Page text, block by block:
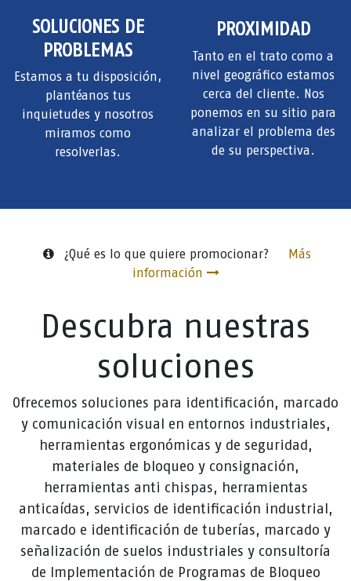
SOLUCIONES DE
PROBLEMAS
Estamos a tu disposición,
plantéanos tus
inquietudes y nosotros
miramos como
resolverlas.
PROXIMIDAD
Tanto en el trato como a
nivel geográfico estamos
cerca del cliente. Nos
ponemos en su sitio para
analizar el problema des
de su perspectiva.
¿Qué es lo que quiere promocionar?
Más
información
Descubra nuestras
soluciones
Ofrecemos soluciones para identificación, marcado
y comunicación visual en entornos industriales,
herramientas ergonómicas y de seguridad,
materiales de bloqueo y consignación,
herramientas anti chispas, herramientas
anticaídas, servicios de identificación industrial,
marcado e identificación de tuberías, marcado y
señalización de suelos industriales y consultoría
de Implementación de Programas de Bloqueo